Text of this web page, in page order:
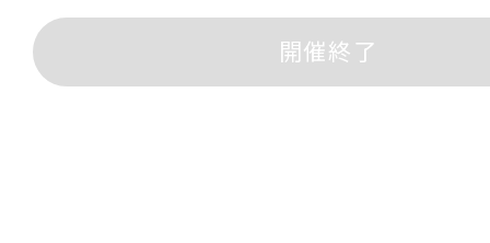
開催終了